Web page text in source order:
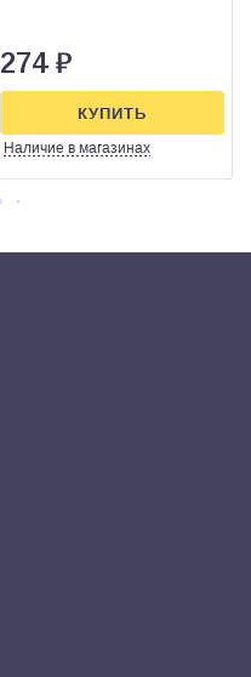
274 ₽
Наличие в магазинах
КУПИТЬ